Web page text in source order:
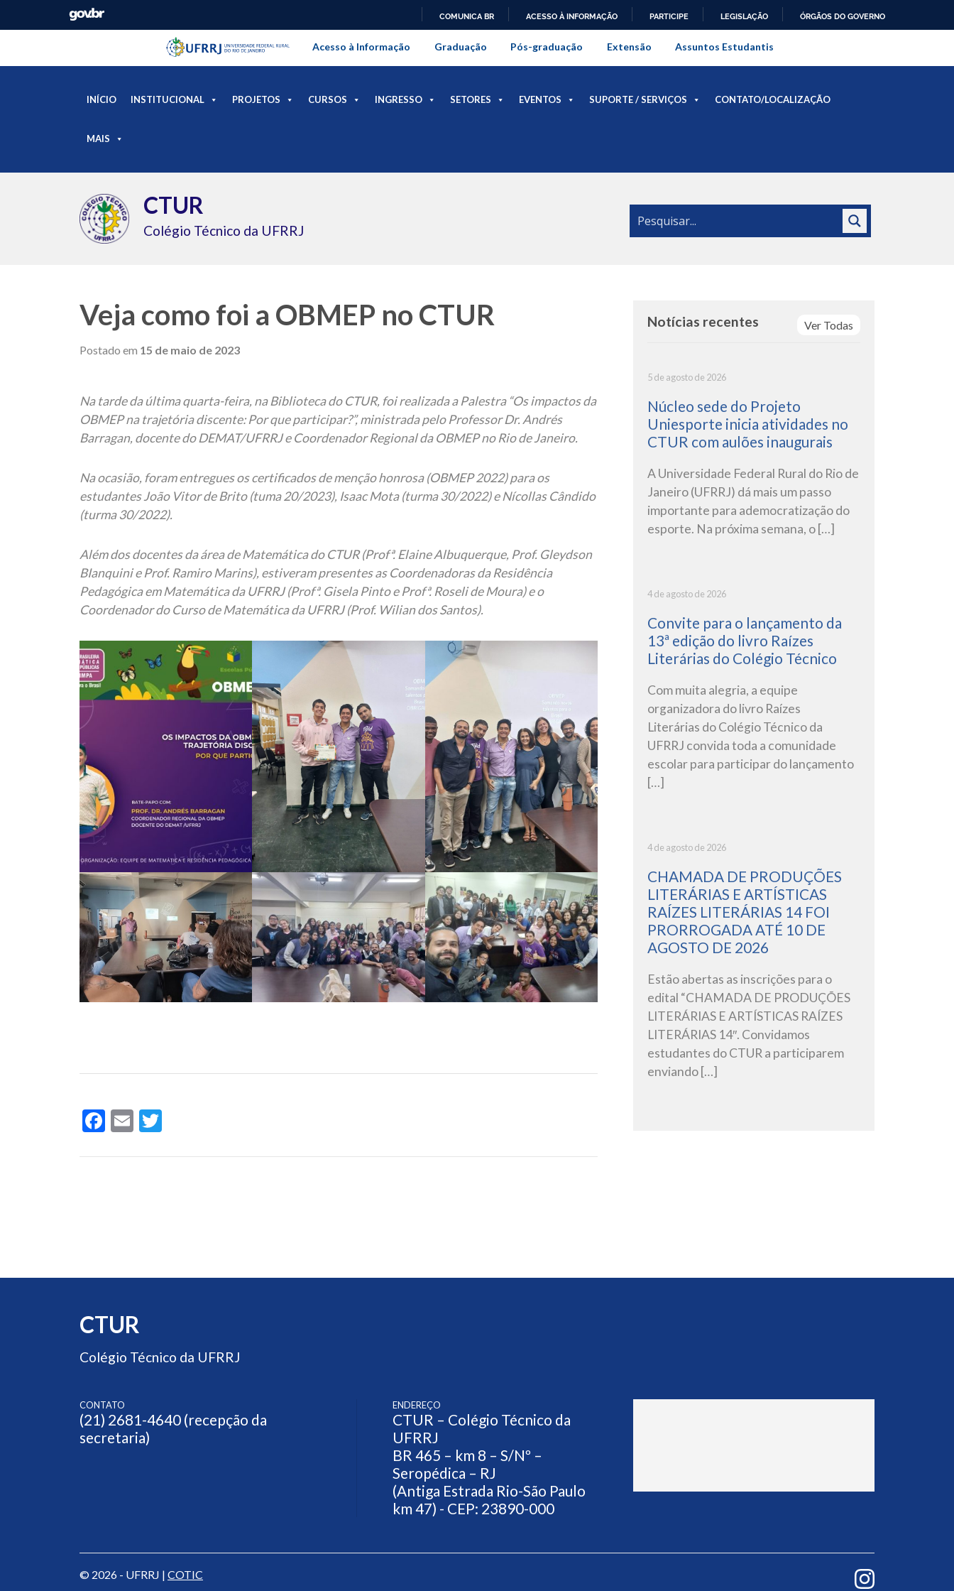
PARA
O
COMUNICA BR ACESSO À INFORMAÇÃO PARTICIPE LEGISLAÇÃO ÓRGÃOS DO GOVERNO
Pular barra institucional
Barra institucional da Universidade Federal Rural do Rio de Janeiro
Acesso à Informação Graduação Pós-graduação Extensão Assuntos Estudantis
INÍCIO INSTITUCIONAL PROJETOS CURSOS INGRESSO SETORES EVENTOS SUPORTE / SERVIÇOS CONTATO/LOCALIZAÇÃO
MAIS
CTUR
Colégio Técnico da UFRRJ
Veja como foi a OBMEP no CTUR
Postado em 15 de maio de 2023
Na tarde da última quarta-feira, na Biblioteca do CTUR, foi realizada a Palestra “Os impactos da
OBMEP na trajetória discente: Por que participar?”, ministrada pelo Professor Dr. Andrés
Barragan, docente do DEMAT/UFRRJ e Coordenador Regional da OBMEP no Rio de Janeiro.
Na ocasião, foram entregues os certificados de menção honrosa (OBMEP 2022) para os
estudantes João Vitor de Brito (tuma 20/2023), Isaac Mota (turma 30/2022) e Nícollas Cândido
(turma 30/2022).
Além dos docentes da área de Matemática do CTUR (Profª. Elaine Albuquerque, Prof. Gleydson
BIanquini e Prof. Ramiro Marins), estiveram presentes as Coordenadoras da Residência
Pedagógica em Matemática da UFRRJ (Profª. Gisela Pinto e Profª. Roseli de Moura) e o
Coordenador do Curso de Matemática da UFRRJ (Prof. Wilian dos Santos).
Facebook
Email
Ver Todas
Notícias recentes
5 de agosto de 2026
Núcleo sede do Projeto
Uniesporte inicia atividades no
CTUR com aulões inaugurais
A Universidade Federal Rural do Rio de
Janeiro (UFRRJ) dá mais um passo
importante para ademocratização do
esporte. Na próxima semana, o […]
4 de agosto de 2026
Convite para o lançamento da
13ª edição do livro Raízes
Literárias do Colégio Técnico
Com muita alegria, a equipe
organizadora do livro Raízes
Literárias do Colégio Técnico da
UFRRJ convida toda a comunidade
escolar para participar do lançamento
[…]
4 de agosto de 2026
CHAMADA DE PRODUÇÕES
LITERÁRIAS E ARTÍSTICAS
RAÍZES LITERÁRIAS 14 FOI
PRORROGADA ATÉ 10 DE
AGOSTO DE 2026
Estão abertas as inscrições para o
edital “CHAMADA DE PRODUÇÕES
LITERÁRIAS E ARTÍSTICAS RAÍZES
LITERÁRIAS 14″. Convidamos
estudantes do CTUR a participarem
enviando […]
CTUR
Colégio Técnico da UFRRJ
CONTATO
(21) 2681-4640 (recepção da
secretaria)
ENDEREÇO
CTUR – Colégio Técnico da
UFRRJ
BR 465 – km 8 – S/Nº –
Seropédica – RJ
(Antiga Estrada Rio-São Paulo
km 47) - CEP: 23890-000
© 2026 - UFRRJ | COTIC